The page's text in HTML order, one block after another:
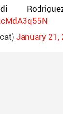
January 21,